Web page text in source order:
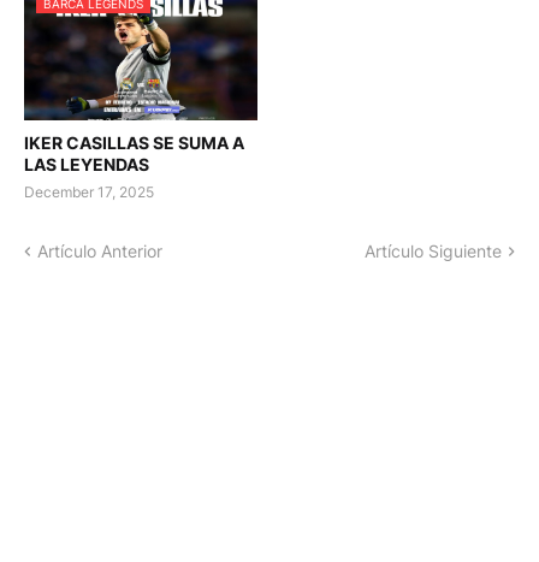
BARCA LEGENDS
IKER CASILLAS SE SUMA A
LAS LEYENDAS
December 17, 2025
Artículo Anterior Artículo Siguiente